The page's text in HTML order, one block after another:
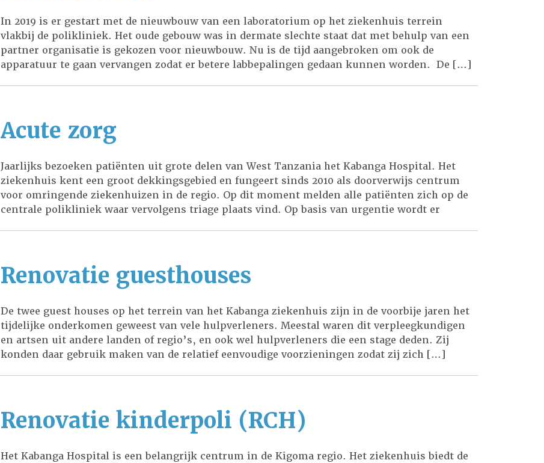
In 2019 is er gestart met de nieuwbouw van een laboratorium op het ziekenhuis terrein
vlakbij de polikliniek. Het oude gebouw was in dermate slechte staat dat met behulp van een
partner organisatie is gekozen voor nieuwbouw. Nu is de tijd aangebroken om ook de
apparatuur te gaan vervangen zodat er betere labbepalingen gedaan kunnen worden. De […]
Acute zorg
Jaarlijks bezoeken patiënten uit grote delen van West Tanzania het Kabanga Hospital. Het
ziekenhuis kent een groot dekkingsgebied en fungeert sinds 2010 als doorverwijs centrum
voor omringende ziekenhuizen in de regio. Op dit moment melden alle patiënten zich op de
centrale polikliniek waar vervolgens triage plaats vind. Op basis van urgentie wordt er
Renovatie guesthouses
De twee guest houses op het terrein van het Kabanga ziekenhuis zijn in de voorbije jaren het
tijdelijke onderkomen geweest van vele hulpverleners. Meestal waren dit verpleegkundigen
en artsen uit andere landen of regio’s, en ook wel hulpverleners die een stage deden. Zij
konden daar gebruik maken van de relatief eenvoudige voorzieningen zodat zij zich […]
Renovatie kinderpoli (RCH)
Het Kabanga Hospital is een belangrijk centrum in de Kigoma regio. Het ziekenhuis biedt de